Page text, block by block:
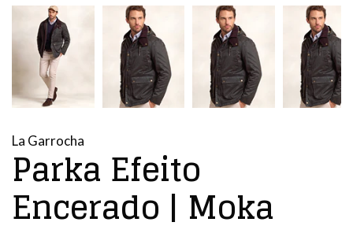
La Garrocha
Parka Efeito
Encerado | Moka